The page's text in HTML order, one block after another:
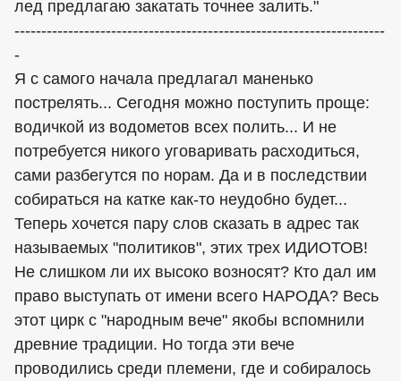
лед предлагаю закатать точнее залить."
---------------------------------------------------------------------
-
Я с самого начала предлагал маненько
пострелять... Сегодня можно поступить проще:
водичкой из водометов всех полить... И не
потребуется никого уговаривать расходиться,
сами разбегутся по норам. Да и в последствии
собираться на катке как-то неудобно будет...
Теперь хочется пару слов сказать в адрес так
называемых "политиков", этих трех ИДИОТОВ!
Не слишком ли их высоко возносят? Кто дал им
право выступать от имени всего НАРОДА? Весь
этот цирк с "народным вече" якобы вспомнили
древние традиции. Но тогда эти вече
проводились среди племени, где и собиралось